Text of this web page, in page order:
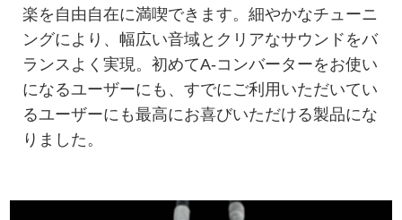
楽を自由自在に満喫できます。細やかなチューニ
ングにより、幅広い音域とクリアなサウンドをバ
ランスよく実現。初めてA-コンバーターをお使い
になるユーザーにも、すでにご利用いただいてい
るユーザーにも最高にお喜びいただける製品にな
りました。